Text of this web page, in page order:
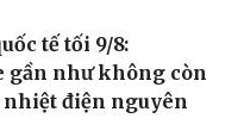
tế tối 9/8:
gần như không còn
điện nguyên